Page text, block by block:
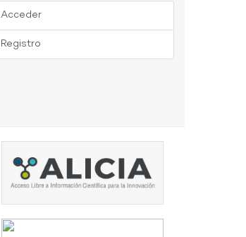
Acceder
Registro